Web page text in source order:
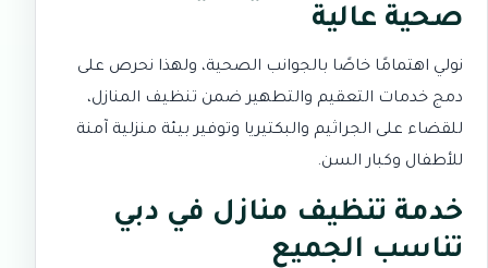
صحية عالية
نولي اهتمامًا خاصًا بالجوانب الصحية، ولهذا نحرص على
دمج خدمات التعقيم والتطهيرضمن تنظيف المنازل،
للقضاء على الجراثيم والبكتيريا وتوفير بيئة منزلية آمنة
للأطفال وكبار السن.
خدمة تنظيف منازل في دبي
تناسب الجميع